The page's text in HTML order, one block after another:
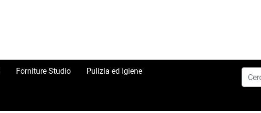
Forniture Studio Pulizia ed Igiene